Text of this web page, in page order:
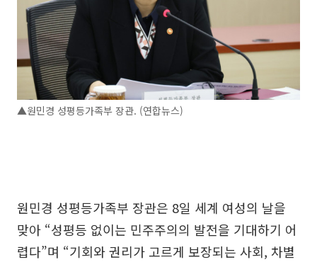
▲원민경 성평등가족부 장관. (연합뉴스)
원민경 성평등가족부 장관은 8일 세계 여성의 날을
맞아 “성평등 없이는 민주주의의 발전을 기대하기 어
렵다”며 “기회와 권리가 고르게 보장되는 사회, 차별